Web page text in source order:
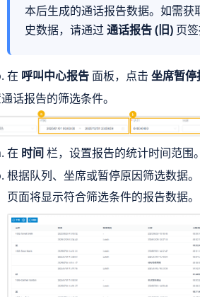
本后生成的通话报告数据。如需获
史数据，请通过通话报告 (旧)页签
在 呼叫中心报告 面板，点击 坐席暂停
话报告的筛选条件。
在 时间 栏，设置报告的统计时间范围
根据队列、坐席或暂停原因筛选数据。
页面将显示符合筛选条件的报告数据。